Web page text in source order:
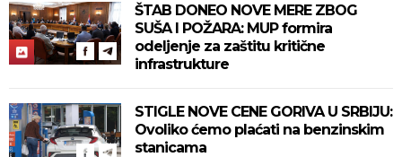
ŠTAB DONEO NOVE MERE ZBOG
SUŠA I POŽARA: MUP formira
odeljenje za zaštitu kritične
infrastrukture
STIGLE NOVE CENE GORIVA U SRBIJU:
Ovoliko ćemo plaćati na benzinskim
stanicama